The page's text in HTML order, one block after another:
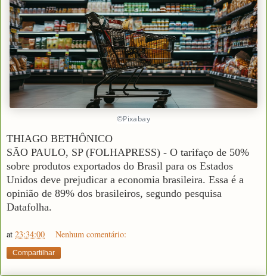
©Pixabay
THIAGO BETHÔNICO
SÃO PAULO, SP (FOLHAPRESS) - O tarifaço de 50%
sobre produtos exportados do Brasil para os Estados
Unidos deve prejudicar a economia brasileira. Essa é a
opinião de 89% dos brasileiros, segundo pesquisa
Datafolha.
at 23:34:00 Nenhum comentário:
Compartilhar